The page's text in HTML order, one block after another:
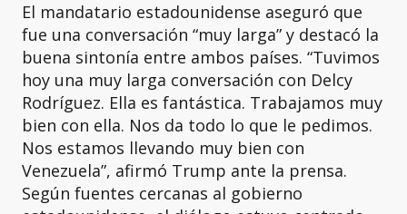
El mandatario estadounidense aseguró que
fue una conversación “muy larga” y destacó la
buena sintonía entre ambos países. “Tuvimos
hoy una muy larga conversación con Delcy
Rodríguez. Ella es fantástica. Trabajamos muy
bien con ella. Nos da todo lo que le pedimos.
Nos estamos llevando muy bien con
Venezuela”, afirmó Trump ante la prensa.
Según fuentes cercanas al gobierno